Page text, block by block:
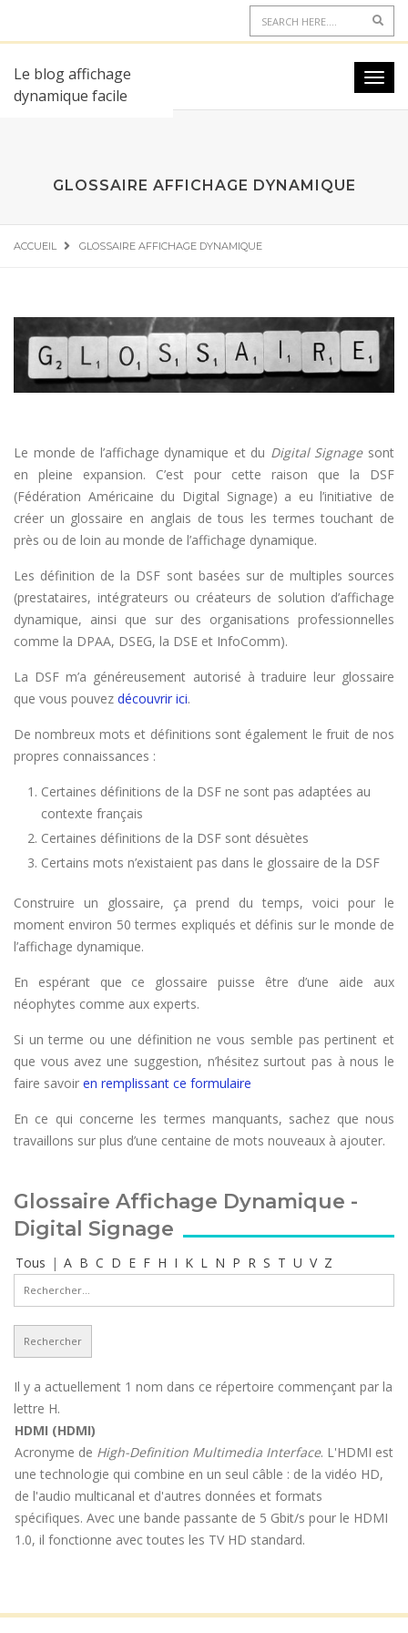
Le blog affichage
dynamique facile
GLOSSAIRE AFFICHAGE DYNAMIQUE
ACCUEIL GLOSSAIRE AFFICHAGE DYNAMIQUE
Le monde de l’affichage dynamique et du Digital Signagesont
en pleine expansion. C’est pour cette raison que la DSF
(Fédération Américaine du Digital Signage) a eu l’initiative de
créer un glossaire en anglais de tous les termes touchant de
près ou de loin au monde de l’affichage dynamique.
Les définition de la DSF sont basées sur de multiples sources
(prestataires, intégrateurs ou créateurs de solution d’affichage
dynamique, ainsi que sur des organisations professionnelles
comme la DPAA, DSEG, la DSE et InfoComm).
La DSF m’a généreusement autorisé à traduire leur glossaire
que vous pouvez découvrir ici.
De nombreux mots et définitions sont également le fruit de nos
propres connaissances :
Certaines définitions de la DSF ne sont pas adaptées au
contexte français
Certaines définitions de la DSF sont désuètes
Certains mots n’existaient pas dans le glossaire de la DSF
Construire un glossaire, ça prend du temps, voici pour le
moment environ 50 termes expliqués et définis sur le monde de
l’affichage dynamique.
En espérant que ce glossaire puisse être d’une aide aux
néophytes comme aux experts.
Si un terme ou une définition ne vous semble pas pertinent et
que vous avez une suggestion, n’hésitez surtout pas à nous le
faire savoir en remplissant ce formulaire
En ce qui concerne les termes manquants, sachez que nous
travaillons sur plus d’une centaine de mots nouveaux à ajouter.
Glossaire Affichage Dynamique -
Digital Signage
Tous | A B C D E F H I K L N P R S T U V Z
Il y a actuellement 1 nom dans ce répertoire commençant par la
lettre H.
HDMI (HDMI)
Acronyme de High-Definition Multimedia Interface. L'HDMI est
une technologie qui combine en un seul câble : de la vidéo HD,
de l'audio multicanal et d'autres données et formats
spécifiques. Avec une bande passante de 5 Gbit/s pour le HDMI
1.0, il fonctionne avec toutes les TV HD standard.